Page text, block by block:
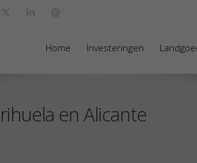
Home Investeringen
en Alicante